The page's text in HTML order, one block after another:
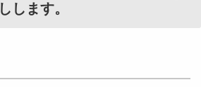
します。